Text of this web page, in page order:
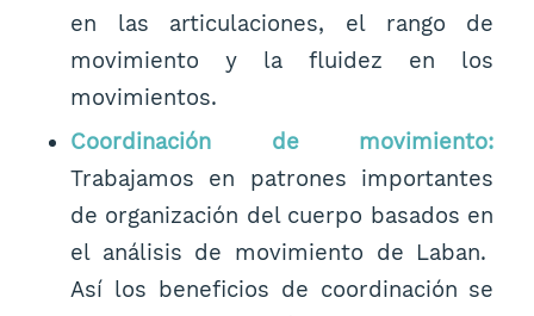
en las articulaciones, el rango de
movimiento y la fluidez en los
movimientos.
Coordinación de movimiento:
Trabajamos en patrones importantes
de organización del cuerpo basados en
el análisis de movimiento de Laban.
Así los beneficios de coordinación se